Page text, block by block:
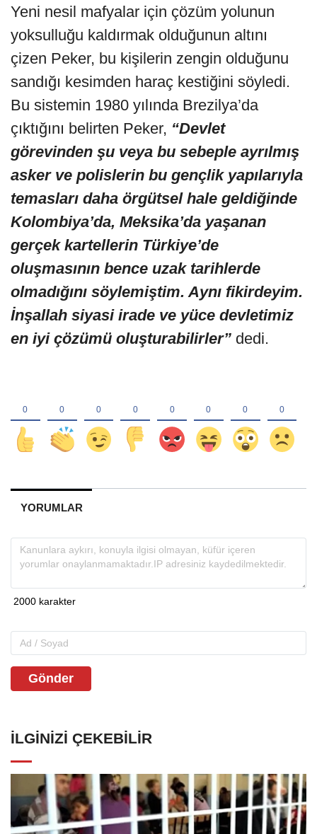
Yeni nesil mafyalar için çözüm yolunun
yoksulluğu kaldırmak olduğunun altını
çizen Peker, bu kişilerin zengin olduğunu
sandığı kesimden haraç kestiğini söyledi.
Bu sistemin 1980 yılında Brezilya’da
çıktığını belirten Peker, “Devlet
görevinden şu veya bu sebeple ayrılmış
asker ve polislerin bu gençlik yapılarıyla
temasları daha örgütsel hale geldiğinde
Kolombiya’da, Meksika’da yaşanan
gerçek kartellerin Türkiye’de
oluşmasının bence uzak tarihlerde
olmadığını söylemiştim. Aynı fikirdeyim.
İnşallah siyasi irade ve yüce devletimiz
en iyi çözümü oluşturabilirler” dedi.
YORUMLAR
Gönder
İLGINIZI ÇEKEBILIR